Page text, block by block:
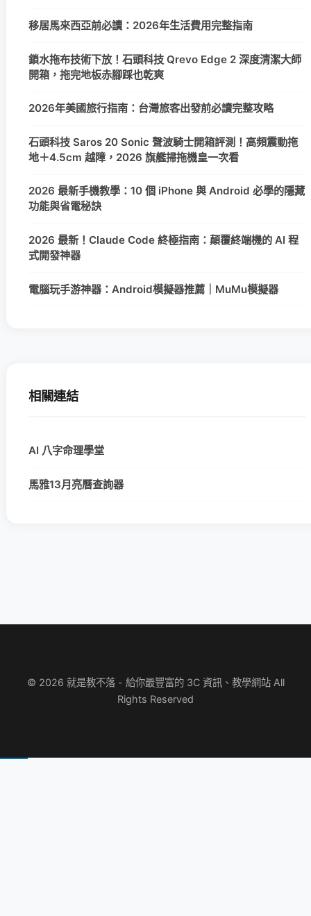
移居馬來西亞前必讀：2026年生活費用完整指南
鎖水拖布技術下放！石頭科技 Qrevo Edge 2 深度清潔大師
開箱，拖完地板赤腳踩也乾爽
2026年美國旅行指南：台灣旅客出發前必讀完整攻略
石頭科技 Saros 20 Sonic 聲波騎士開箱評測！高頻震動拖
地＋4.5cm 越障，2026 旗艦掃拖機皇一次看
2026 最新手機教學：10 個 iPhone 與 Android 必學的隱藏
功能與省電秘訣
2026 最新！Claude Code 終極指南：顛覆終端機的 AI 程
式開發神器
電腦玩手游神器：Android模擬器推薦｜MuMu模擬器
相關連結
AI 八字命理學堂
馬雅13月亮曆查詢器
© 2026 就是教不落 - 給你最豐富的 3C 資訊、教學網站 All
Rights Reserved